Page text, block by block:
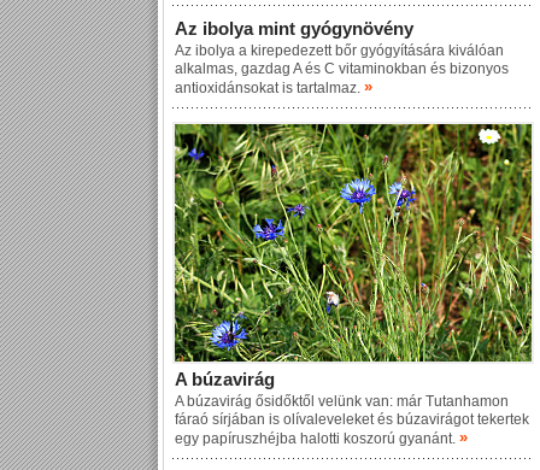
Az ibolya mint gyógynövény
Az ibolya a kirepedezett bőr gyógyítására kiválóan
alkalmas, gazdag A és C vitaminokban és bizonyos
antioxidánsokat is tartalmaz. »
A búzavirág
A búzavirág ősidőktől velünk van: már Tutanhamon
fáraó sírjában is olívaleveleket és búzavirágot tekertek
egy papíruszhéjba halotti koszorú gyanánt. »